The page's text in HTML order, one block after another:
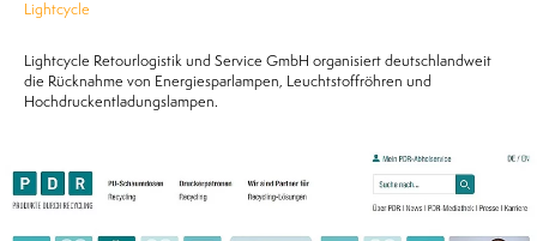
Lightcycle
Lightcycle Retourlogistik und Service GmbH organisiert deutschlandweit
die Rücknahme von Energiesparlampen, Leuchtstoffröhren und
Hochdruckentladungslampen.